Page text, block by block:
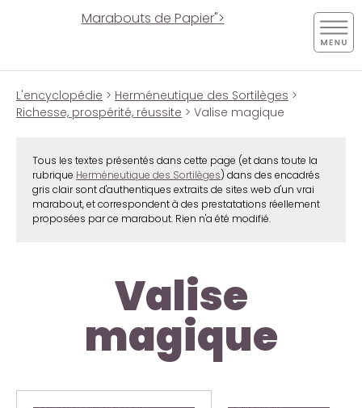
Marabouts de Papier">
L'encyclopédie > Herméneutique des Sortilèges >
Richesse, prospérité, réussite > Valise magique
Tous les textes présentés dans cette page (et dans toute la
rubrique Herméneutique des Sortilèges) dans des encadrés
gris clair sont d'authentiques extraits de sites web d'un vrai
marabout, et correspondent à des prestatations réellement
proposées par ce marabout. Rien n'a été modifié.
Valise
magique